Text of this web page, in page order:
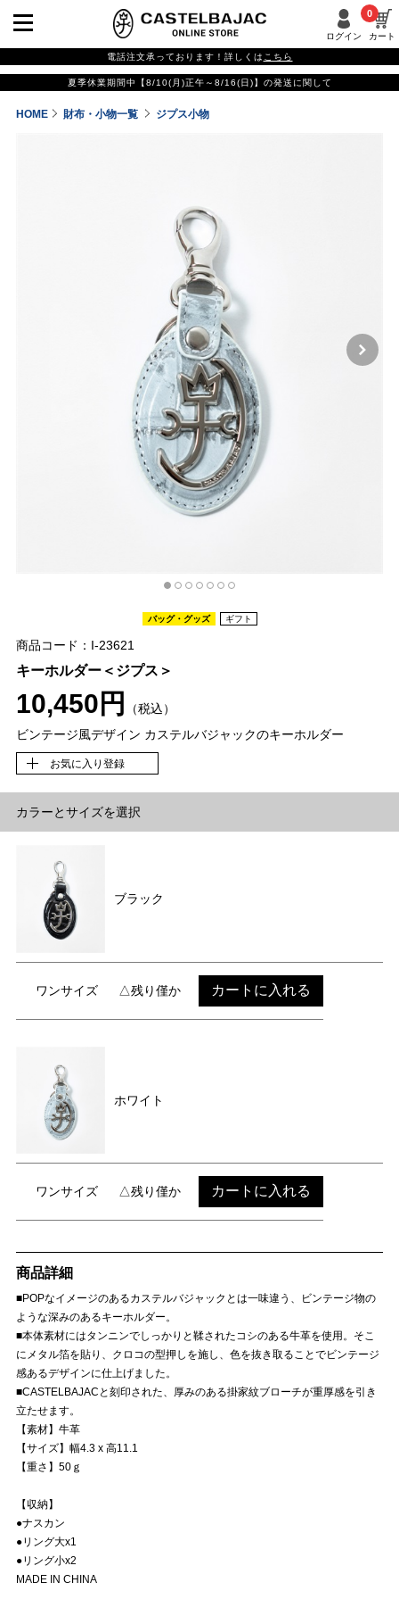
ログイン カート
0
電話注文承っております！詳しくは こちら
夏季休業期間中【8/10(月)正午～8/16(日)】の発送に関して
HOME 財布・小物一覧 ジプス小物
バッグ・グッズ ギフト
商品コード：I-23621
キーホルダー＜ジプス＞
10,450円
（税込）
ビンテージ風デザイン カステルバジャックのキーホルダー
お気に入り登録
カラーとサイズを選択
ブラック
ワンサイズ △残り僅か カートに入れる
ホワイト
ワンサイズ △残り僅か カートに入れる
商品詳細
■POPなイメージのあるカステルバジャックとは一味違う、ビンテージ物の
ような深みのあるキーホルダー。
■本体素材にはタンニンでしっかりと鞣されたコシのある牛革を使用。そこ
にメタル箔を貼り、クロコの型押しを施し、色を抜き取ることでビンテージ
感あるデザインに仕上げました。
■CASTELBAJACと刻印された、厚みのある掛家紋ブローチが重厚感を引き
立たせます。
【素材】牛革
【サイズ】幅4.3 x 高11.1
【重さ】50ｇ
【収納】
●ナスカン
●リング大x1
●リング小x2
MADE IN CHINA